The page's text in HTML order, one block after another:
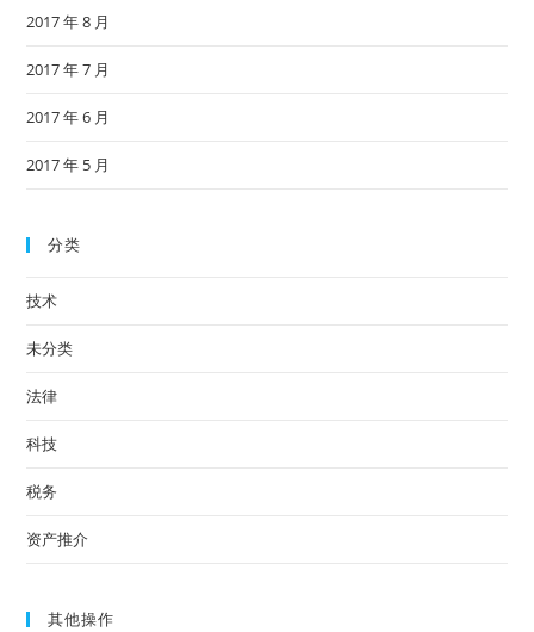
2017 年 8 月
2017 年 7 月
2017 年 6 月
2017 年 5 月
分类
技术
未分类
法律
科技
税务
资产推介
其他操作